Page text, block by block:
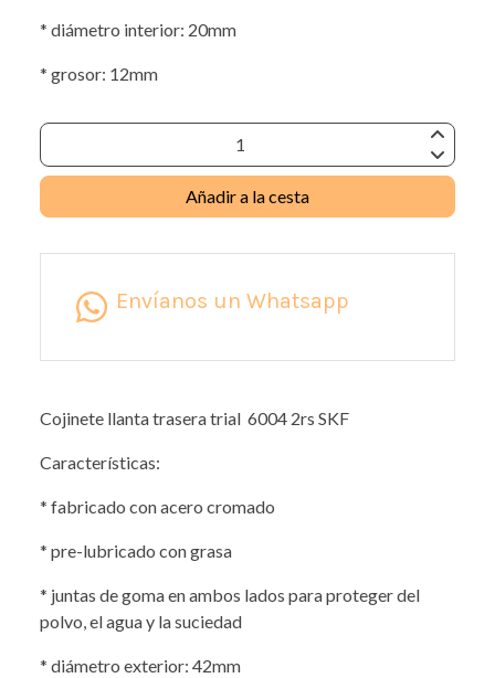
* diámetro interior: 20mm
* grosor: 12mm
Añadir a la cesta
Envíanos un Whatsapp
Cojinete llanta trasera trial 6004 2rs SKF
Características:
* fabricado con acero cromado
* pre-lubricado con grasa
* juntas de goma en ambos lados para proteger del
polvo, el agua y la suciedad
* diámetro exterior: 42mm